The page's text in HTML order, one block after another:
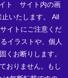
ト サイト内の画
いたします。 All
イトにご注意くだ
イラストや、個人
くお断りします。
おりません。もし